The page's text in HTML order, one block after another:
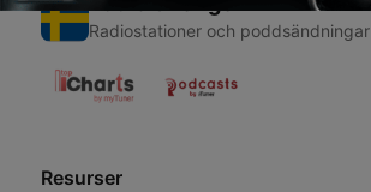
Radiostationer och poddsändningar
Resurser